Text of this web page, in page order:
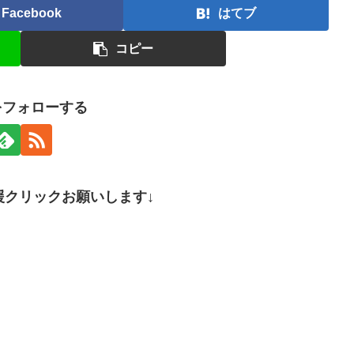
Facebook はてブ
コピー
ォローする
リックお願いします↓